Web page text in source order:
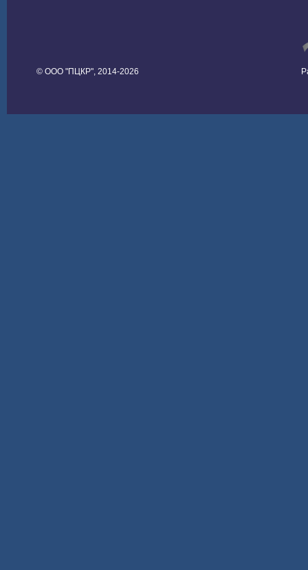
© ООО "ПЦКР", 2014-2026